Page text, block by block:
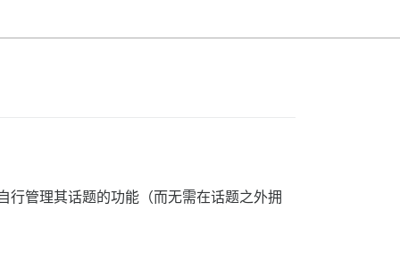
行管理其话题的功能（而无需在话题之外拥